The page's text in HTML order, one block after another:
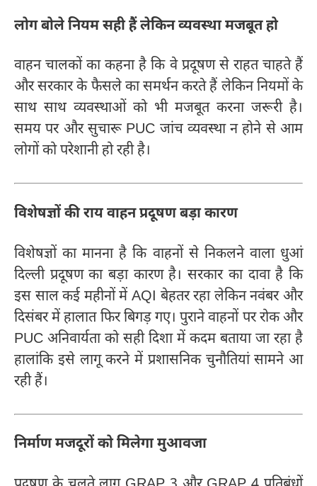
लोग बोले नियम सही हैं लेकिन व्यवस्था मजबूत हो
वाहन चालकों का कहना है कि वे प्रदूषण से राहत चाहते हैं
और सरकार के फैसले का समर्थन करते हैं लेकिन नियमों के
साथ साथ व्यवस्थाओं को भी मजबूत करना जरूरी है।
समय पर और सुचारू PUC जांच व्यवस्था न होने से आम
लोगों को परेशानी हो रही है।
विशेषज्ञों की राय वाहन प्रदूषण बड़ा कारण
विशेषज्ञों का मानना है कि वाहनों से निकलने वाला धुआं
दिल्ली प्रदूषण का बड़ा कारण है। सरकार का दावा है कि
इस साल कई महीनों में AQI बेहतर रहा लेकिन नवंबर और
दिसंबर में हालात फिर बिगड़ गए। पुराने वाहनों पर रोक और
PUC अनिवार्यता को सही दिशा में कदम बताया जा रहा है
हालांकि इसे लागू करने में प्रशासनिक चुनौतियां सामने आ
रही हैं।
निर्माण मजदूरों को मिलेगा मुआवजा